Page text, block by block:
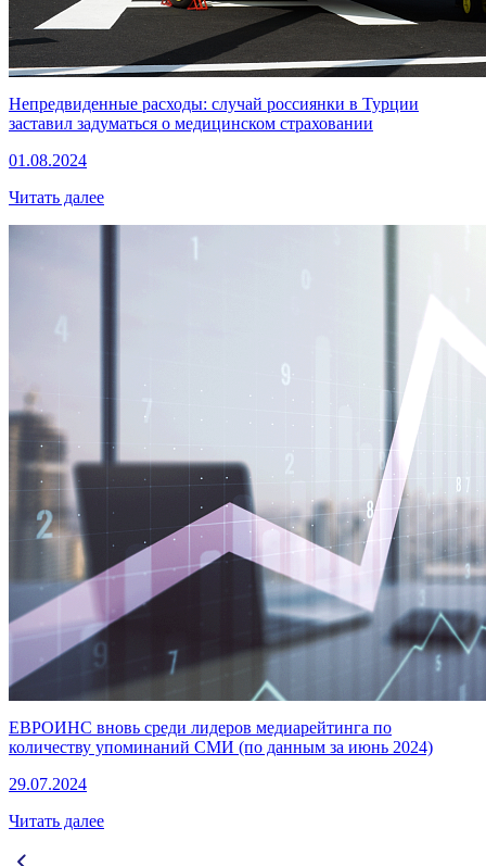
Непредвиденные расходы: случай россиянки в Турции
заставил задуматься о медицинском страховании
01.08.2024
Читать далее
ЕВРОИНС вновь среди лидеров медиарейтинга по
количеству упоминаний СМИ (по данным за июнь 2024)
29.07.2024
Читать далее